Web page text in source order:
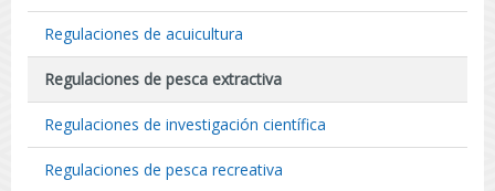
Regulaciones de acuicultura
Regulaciones de pesca extractiva
Regulaciones de investigación científica
Regulaciones de pesca recreativa